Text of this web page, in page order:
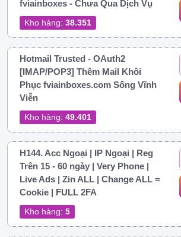
fviainboxes - Chưa Qua Dịch Vụ
Kho hàng: 38.351
Hotmail Trusted - OAuth2
[IMAP/POP3] Thêm Mail Khôi
Phục fviainboxes.com Sống Vĩnh
Viễn
Kho hàng: 49.401
H144. Acc Ngoại | IP Ngoại | Reg
Trên 15 - 60 ngày | Very Phone |
Live Ads | Zin ALL | Change ALL =
Cookie | FULL 2FA
Kho hàng: 5